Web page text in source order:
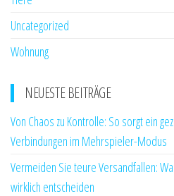
Uncategorized
Wohnung
NEUESTE BEITRÄGE
Von Chaos zu Kontrolle: So sorgt ein
Verbindungen im Mehrspieler-Modus
Vermeiden Sie teure Versandfallen:
wirklich entscheiden